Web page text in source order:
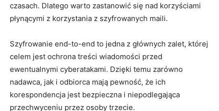
czasach. Dlatego warto zastanowić się nad korzyściami
płynącymi z korzystania z szyfrowanych maili.
Szyfrowanie end-to-end to jedna z głównych zalet, której
celem jest ochrona treści wiadomości przed
ewentualnymi cyberatakami. Dzięki temu zarówno
nadawca, jak i odbiorca mają pewność, że ich
korespondencja jest bezpieczna i niepodlegająca
przechwyceniu przez osoby trzecie.